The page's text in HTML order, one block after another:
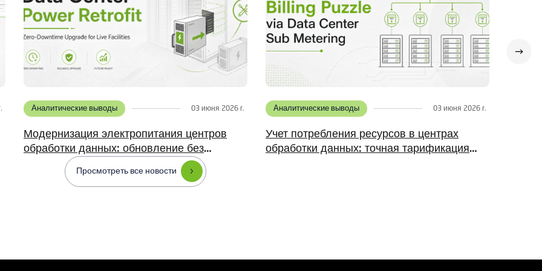
Аналитические выводы 03 июня 2026 г.
Учет потребления ресурсов в центрах
обработки данных: точная тарификация
для нескольких пользователей.
Аналитические выводы 1 июня 2026 г.
Центр обработки данных на шинных шинах
против RPP: выбор архитектуры
Просмотреть все новости